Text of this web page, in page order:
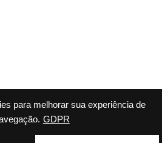
para melhorar sua experiência de
GDPR